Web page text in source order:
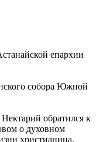
епархии
собора Южной
обратился к
о духовном
христианина.